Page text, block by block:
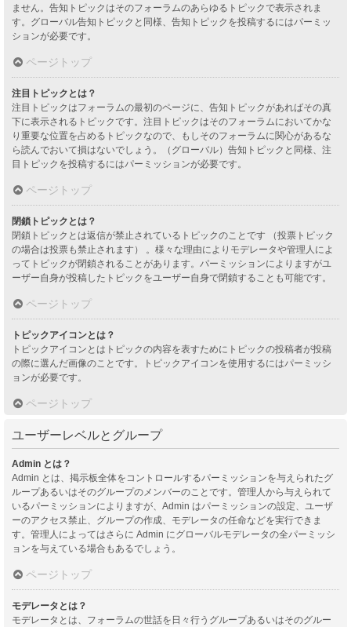
ません。告知トピックはそのフォーラムのあらゆるトピックで表示されま
す。グローバル告知トピックと同様、告知トピックを投稿するにはパーミッ
ションが必要です。
ページトップ
注目トピックとは？
注目トピックはフォーラムの最初のページに、告知トピックがあればその真
下に表示されるトピックです。注目トピックはそのフォーラムにおいてかな
り重要な位置を占めるトピックなので、もしそのフォーラムに関心があるな
ら読んでおいて損はないでしょう。（グローバル）告知トピックと同様、注
目トピックを投稿するにはパーミッションが必要です。
ページトップ
閉鎖トピックとは？
閉鎖トピックとは返信が禁止されているトピックのことです （投票トピック
の場合は投票も禁止されます） 。様々な理由によりモデレータや管理人によ
ってトピックが閉鎖されることがあります。パーミッションによりますがユ
ーザー自身が投稿したトピックをユーザー自身で閉鎖することも可能です。
ページトップ
トピックアイコンとは？
トピックアイコンとはトピックの内容を表すためにトピックの投稿者が投稿
の際に選んだ画像のことです。トピックアイコンを使用するにはパーミッシ
ョンが必要です。
ページトップ
ユーザーレベルとグループ
Admin とは？
Admin とは、掲示板全体をコントロールするパーミッションを与えられたグ
ループあるいはそのグループのメンバーのことです。管理人から与えられて
いるパーミッションによりますが、Admin はパーミッションの設定、ユーザ
ーのアクセス禁止、グループの作成、モデレータの任命などを実行できま
す。管理人によってはさらに Admin にグローバルモデレータの全パーミッシ
ョンを与えている場合もあるでしょう。
ページトップ
モデレータとは？
モデレータとは、フォーラムの世話を日々行うグループあるいはそのグルー